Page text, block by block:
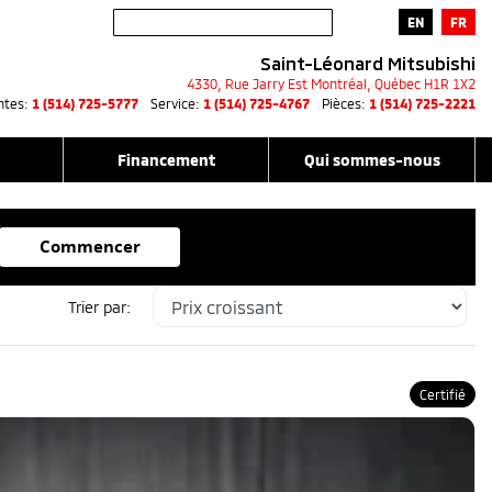
EN FR
Saint-Léonard Mitsubishi
4330, Rue Jarry Est Montréal Québec H1R 1X2
1 (514) 725-5777 Service: 1 (514) 725-4767 Pièces: 1 (514) 725-2221
Financement Qui sommes-nous
Commencer
Trier par:
Certifié